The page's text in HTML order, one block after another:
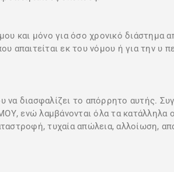
μόνο για όσο χρονικό διάστημα
απαιτείται εκ του νόμου ή για την υ
διασφαλίζει το απόρρητο αυτής.
ενώ λαμβάνονται όλα τα κατάλληλα
τυχαία απώλεια, αλλοίωση,